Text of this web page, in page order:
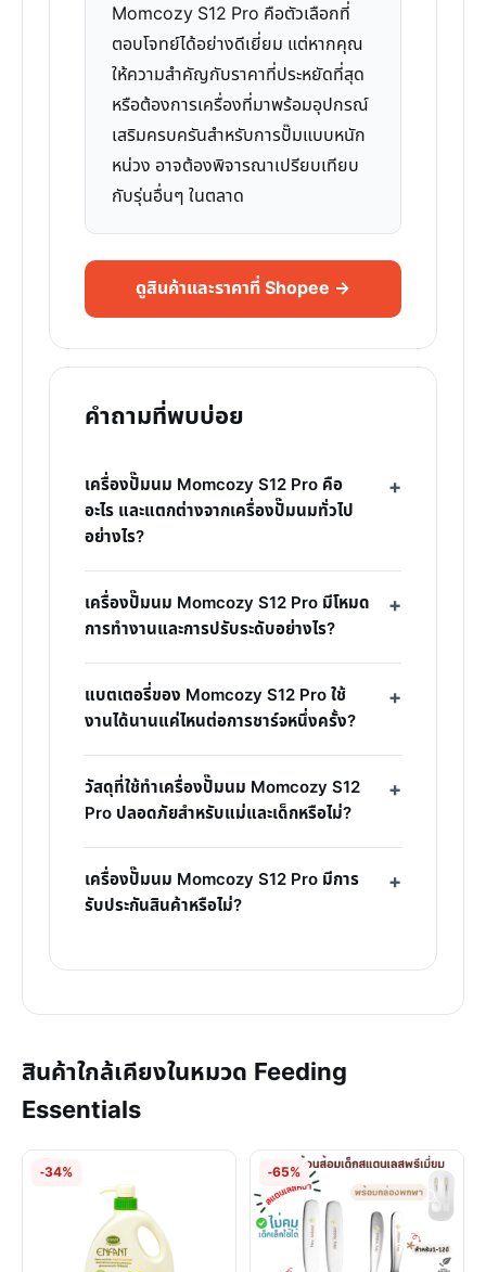
Momcozy S12 Pro คือตัวเลือกที่
ตอบโจทย์ได้อย่างดีเยี่ยม แต่หากคุณ
ให้ความสำคัญกับราคาที่ประหยัดที่สุด
หรือต้องการเครื่องที่มาพร้อมอุปกรณ์
เสริมครบครันสำหรับการปั๊มแบบหนัก
หน่วง อาจต้องพิจารณาเปรียบเทียบ
กับรุ่นอื่นๆ ในตลาด
ดูสินค้าและราคาที่ Shopee →
คำถามที่พบบ่อย
เครื่องปั๊มนม Momcozy S12 Pro คือ
อะไร และแตกต่างจากเครื่องปั๊มนมทั่วไป
อย่างไร?
เครื่องปั๊มนม Momcozy S12 Pro มีโหมด
การทำงานและการปรับระดับอย่างไร?
แบตเตอรี่ของ Momcozy S12 Pro ใช้
งานได้นานแค่ไหนต่อการชาร์จหนึ่งครั้ง?
วัสดุที่ใช้ทำเครื่องปั๊มนม Momcozy S12
Pro ปลอดภัยสำหรับแม่และเด็กหรือไม่?
เครื่องปั๊มนม Momcozy S12 Pro มีการ
รับประกันสินค้าหรือไม่?
สินค้าใกล้เคียงในหมวด Feeding
Essentials
-34% -65%